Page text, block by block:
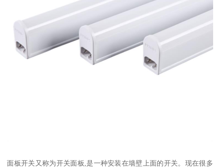
面板开关又称为开关面板,是一种安装在墙壁上面的开关。现在很多